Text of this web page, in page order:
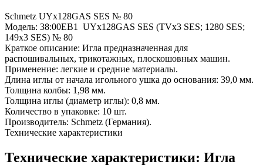
Schmetz UYx128GAS SES № 80
Модель: 38:00EB1 UYx128GAS SES (TVx3 SES; 1280 SES;
149x3 SES) № 80
Краткое описание: Игла предназначенная для
распошивальных, трикотажных, плоскошовных машин.
Применение: легкие и средние материалы.
Длина иглы от начала игольного ушка до основания: 39,0 мм.
Толщина колбы: 1,98 мм.
Толщина иглы (диаметр иглы): 0,8 мм.
Количество в упаковке: 10 шт.
Производитель: Schmetz (Германия).
Технические характеристики
Технические характеристики: Игла